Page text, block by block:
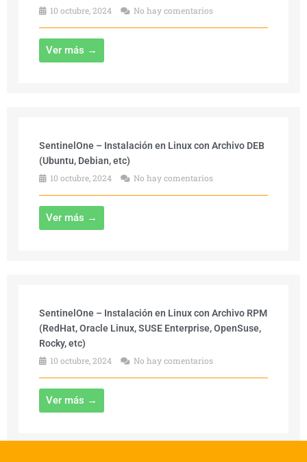
10 octubre, 2024
No hay comentarios
Ver más →
SentinelOne – Instalación en Linux con Archivo DEB
(Ubuntu, Debian, etc)
10 octubre, 2024
No hay comentarios
Ver más →
SentinelOne – Instalación en Linux con Archivo RPM
(RedHat, Oracle Linux, SUSE Enterprise, OpenSuse,
Rocky, etc)
10 octubre, 2024
No hay comentarios
Ver más →